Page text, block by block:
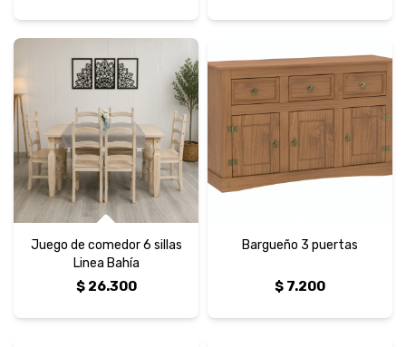
Juego de comedor 6 sillas
Linea Bahía
$ 26.300
Bargueño 3 puertas
$ 7.200